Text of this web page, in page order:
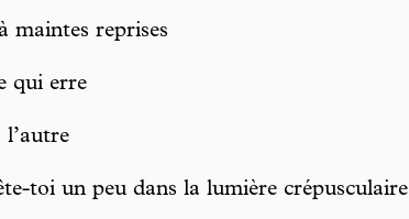
maintes reprises
qui erre
l’autre
toi un peu dans la lumière crépusculaire